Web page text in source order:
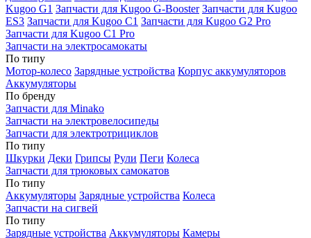
Kugoo G1 Запчасти для Kugoo G-Booster Запчасти для Kugoo
ES3 Запчасти для Kugoo C1 Запчасти для Kugoo G2 Pro
Запчасти для Kugoo C1 Pro
Запчасти на электросамокаты
По типу
Мотор-колесо Зарядные устройства Корпус аккумуляторов
Аккумуляторы
По бренду
Запчасти для Minako
Запчасти на электровелосипеды
Запчасти для электротрициклов
По типу
Шкурки Деки Грипсы Рули Пеги Колеса
Запчасти для трюковых самокатов
По типу
Аккумуляторы Зарядные устройства Колеса
Запчасти на сигвей
По типу
Зарядные устройства Аккумуляторы Камеры